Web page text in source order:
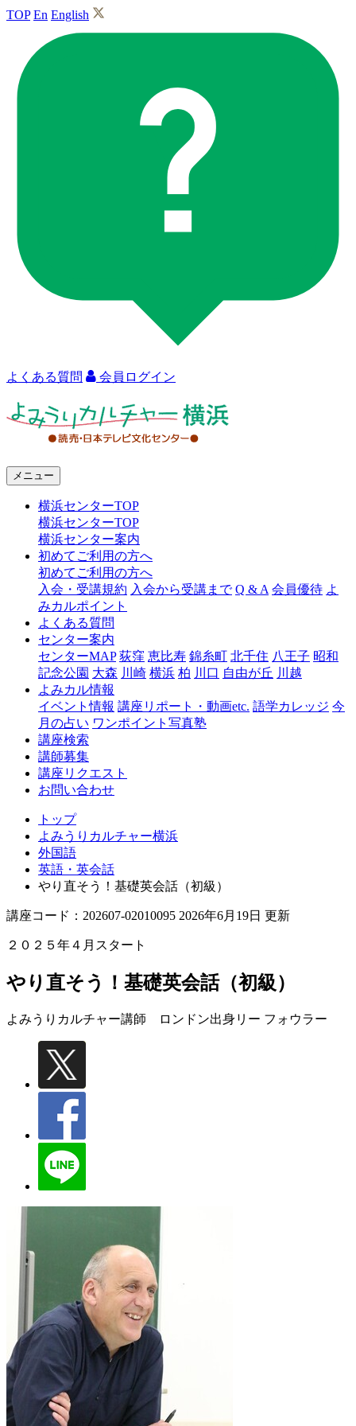
TOP En English
よくある質問 会員ログイン
ャ
浜
メニュー
横浜センターTOP
横浜センターTOP
横浜センター案内
初めてご利用の方へ
初めてご利用の方へ
入会・受講規約 入会から受講まで Q & A 会員優待 よ
みカルポイント
よくある質問
センター案内
センターMAP 荻窪 恵比寿 錦糸町 北千住 八王子 昭和
記念公園 大森 川崎 横浜 柏 川口 自由が丘 川越
よみカル情報
イベント情報 講座リポート・動画etc. 語学カレッジ 今
月の占い ワンポイント写真塾
講座検索
講師募集
講座リクエスト
お問い合わせ
トップ
よみうりカルチャー横浜
外国語
英語・英会話
やり直そう！基礎英会話（初級）
講座コード：202607-02010095 2026年6月19日 更新
２０２５年４月スタート
やり直そう！基礎英会話（初級）
よみうりカルチャー講師 ロンドン出身リー フォウラー